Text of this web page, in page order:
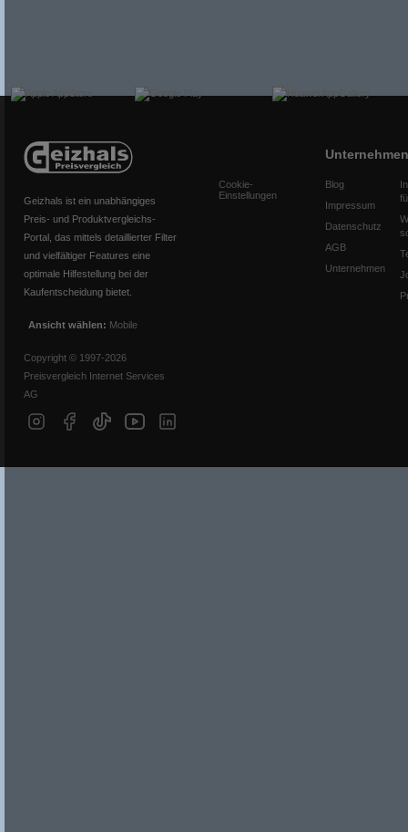
Geizhals ist ein unabhängiges
Preis- und Produktvergleichs-
Portal, das mittels detaillierter Filter
und vielfältiger Features eine
optimale Hilfestellung bei der
Kaufentscheidung bietet.
Ansicht wählen: Mobile
Copyright © 1997-2026
Preisvergleich Internet Services
AG
Cookie-
Einstellungen
Unternehmen
Blog
Impressum
Datenschutz
AGB
Unternehmen